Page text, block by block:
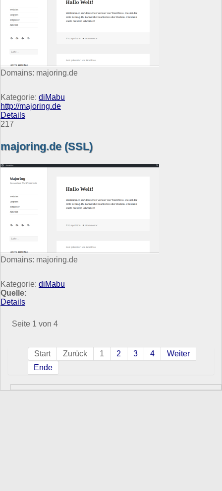
Domains: majoring.de
Kategorie: diMabu
http://majoring.de
Details
217
majoring.de (SSL)
Domains: majoring.de
Kategorie: diMabu
Quelle:
Details
Seite 1 von 4
Start Zurück 1 2 3 4
Weiter
Ende